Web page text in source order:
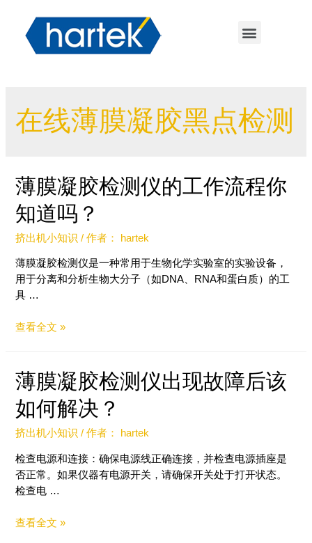
在线薄膜凝胶黑点检测
薄膜凝胶检测仪的工作流程你
知道吗？
挤出机小知识 / 作者： hartek
薄膜凝胶检测仪是一种常用于生物化学实验室的实验设备，
用于分离和分析生物大分子（如DNA、RNA和蛋白质）的工
具 …
查看全文 »
薄膜凝胶检测仪出现故障后该
如何解决？
挤出机小知识 / 作者： hartek
检查电源和连接：确保电源线正确连接，并检查电源插座是
否正常。如果仪器有电源开关，请确保开关处于打开状态。
检查电 …
查看全文 »